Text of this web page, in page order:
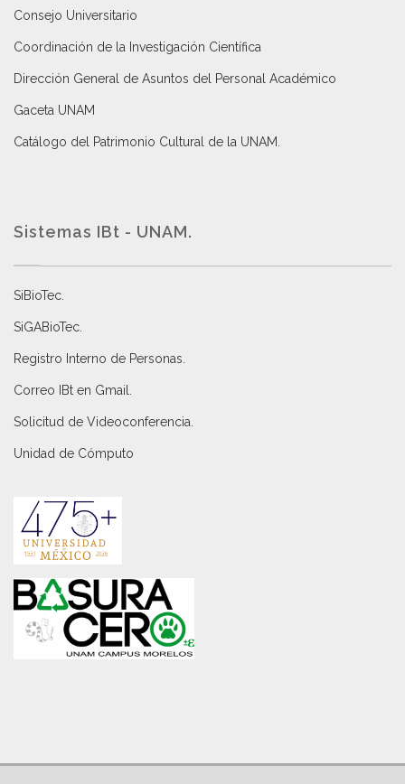
Consejo Universitario
Coordinación de la Investigación Científica
Dirección General de Asuntos del Personal Académico
Gaceta UNAM
Catálogo del Patrimonio Cultural de la UNAM.
Sistemas IBt - UNAM.
SiBioTec
SiGABioTec.
Registro Interno de Personas
Correo IBt en Gmail
Solicitud de Videoconferencia.
Unidad de Cómputo